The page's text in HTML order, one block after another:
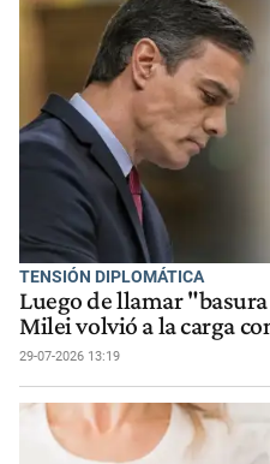
TENSIÓN DIPLOMÁTICA
Luego de llamar
Milei volvió a la carga
29-07-2026 13:19